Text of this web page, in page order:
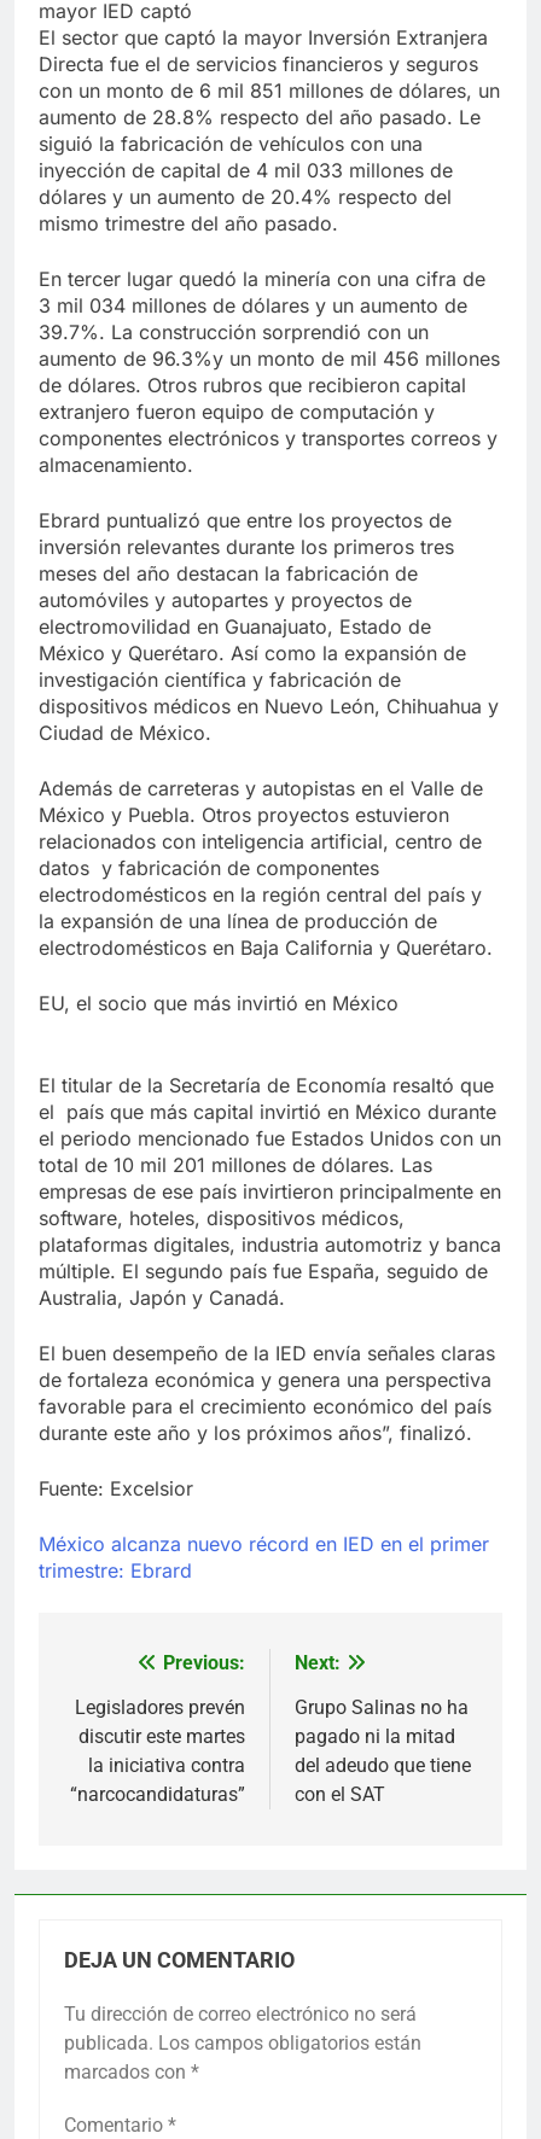
mayor IED captó
El sector que captó la mayor Inversión Extranjera
Directa fue el de servicios financieros y seguros
con un monto de 6 mil 851 millones de dólares, un
aumento de 28.8% respecto del año pasado. Le
siguió la fabricación de vehículos con una
inyección de capital de 4 mil 033 millones de
dólares y un aumento de 20.4% respecto del
mismo trimestre del año pasado.
En tercer lugar quedó la minería con una cifra de
3 mil 034 millones de dólares y un aumento de
39.7%. La construcción sorprendió con un
aumento de 96.3%y un monto de mil 456 millones
de dólares. Otros rubros que recibieron capital
extranjero fueron equipo de computación y
componentes electrónicos y transportes correos y
almacenamiento.
Ebrard puntualizó que entre los proyectos de
inversión relevantes durante los primeros tres
meses del año destacan la fabricación de
automóviles y autopartes y proyectos de
electromovilidad en Guanajuato, Estado de
México y Querétaro. Así como la expansión de
investigación científica y fabricación de
dispositivos médicos en Nuevo León, Chihuahua y
Ciudad de México.
Además de carreteras y autopistas en el Valle de
México y Puebla. Otros proyectos estuvieron
relacionados con inteligencia artificial, centro de
datos y fabricación de componentes
electrodomésticos en la región central del país y
la expansión de una línea de producción de
electrodomésticos en Baja California y Querétaro.
EU, el socio que más invirtió en México
El titular de la Secretaría de Economía resaltó que
el país que más capital invirtió en México durante
el periodo mencionado fue Estados Unidos con un
total de 10 mil 201 millones de dólares. Las
empresas de ese país invirtieron principalmente en
software, hoteles, dispositivos médicos,
plataformas digitales, industria automotriz y banca
múltiple. El segundo país fue España, seguido de
Australia, Japón y Canadá.
El buen desempeño de la IED envía señales claras
de fortaleza económica y genera una perspectiva
favorable para el crecimiento económico del país
durante este año y los próximos años”, finalizó.
Fuente: Excelsior
México alcanza nuevo récord en IED en el primer
trimestre: Ebrard
Navegación
de
entradas
Previous:
Legisladores prevén
discutir este martes
la iniciativa contra
“narcocandidaturas”
Next:
Grupo Salinas no ha
pagado ni la mitad
del adeudo que tiene
con el SAT
DEJA UN COMENTARIO
Tu dirección de correo electrónico no será
publicada. Los campos obligatorios están
marcados con *
Comentario *